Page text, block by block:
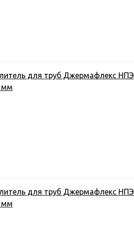
для труб Джермафлекс НПЭ
мм
для труб Джермафлекс НПЭ
мм